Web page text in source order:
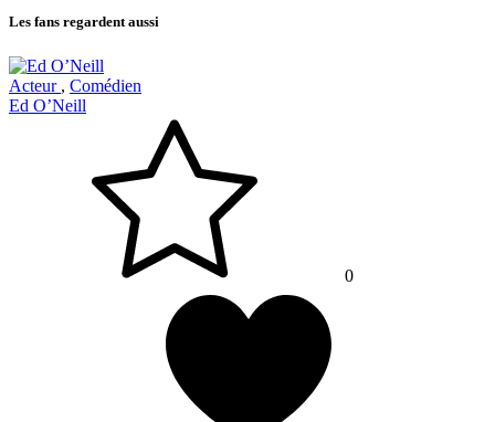
Les fans regardent aussi
Acteur , Comédien
Ed O’Neill
0